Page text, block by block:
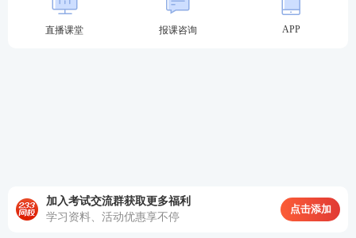
直播课堂 报课咨询 APP
加入考试交流群获取更多福利
学习资料、活动优惠享不停
点击添加